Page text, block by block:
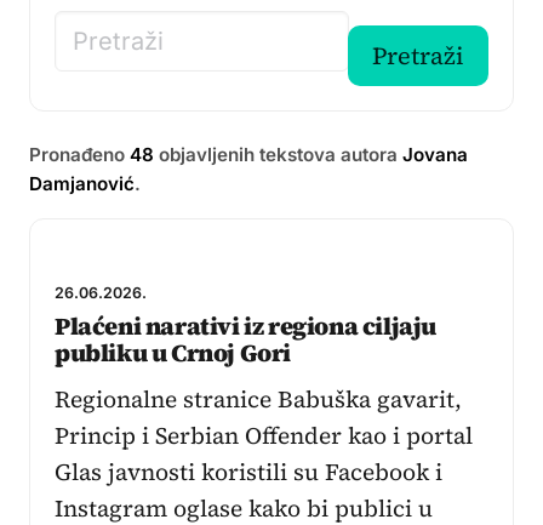
Pretraži
Pronađeno 48 objavljenih tekstova autora Jovana
Damjanović.
26.06.2026.
Plaćeni narativi iz regiona ciljaju
publiku u Crnoj Gori
Regionalne stranice Babuška gavarit,
Princip i Serbian Offender kao i portal
Glas javnosti koristili su Facebook i
Instagram oglase kako bi publici u